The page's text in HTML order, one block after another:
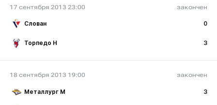
17 сентября 2013 23:00 закончен
Слован 0
Торпедо Н 3
18 сентября 2013 19:00 закончен
Металлург М 3